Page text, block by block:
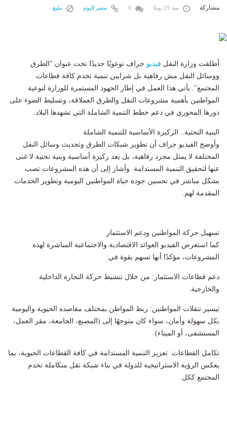
مشاركة منذ 29 يومًا مصر اليوم تبليغ
​أطلقت وزارة النقل فيديو جراف توعويًا جديدًا تحت عنوان "الطرق
ووسائل النقل مش رفاهية بل شرايين تنمية تخدم كافة قطاعات
المجتمع". يأتي هذا العمل في إطار الجهود المستمرة للوزارة لتوعية
المواطنين بأهمية مشروعات النقل والطرق العملاقة، وتسليط الضوء على
دورها المحوري في دعم خطط التنمية الشاملة التي تشهدها البلاد.
​البنية التحتية.. الركيزة الأساسية للتنمية الشاملة
​وأوضح الفيديو جراف أن تطوير شبكات الطرق وتحديث وسائل النقل
المختلفة لا يمثل مجرد رفاهية، بل يعد ركيزة أساسية وبنية تحتية لا غنى
عنها لتحقيق التنمية المستدامة. وأشار إلى أن هذه المشروعات تصب
بشكل مباشر في تحسين جودة حياة المواطنين اليومية وتطوير الخدمات
المقدمة لهم.
​تسهيل حركة المواطنين ودعم الاستثمار
​كما استعرض الفيديو العوائد الاقتصادية والاجتماعية المباشرة لهذه
المشروعات، مؤكدًا أنها تسهم بقوة في:
دعم قطاعات الاستثمار: من خلال تنشيط حركة التجارة الداخلية
والخارجية.
تيسير تنقلات المواطنين: ربط المواطن بمختلف مقاصده الحيوية واليومية
بكل سهولة وأمان، سواء كان متوجهًا إلى (المصنع، الجامعة، مقر العمل،
المستشفى، أو الميناء).
تكامل القطاعات: تعزيز التنمية المستدامة في كافة القطاعات الحيوية، بما
يعكس الرؤية الاستراتيجية للدولة في بناء شبكة نقل متكاملة تخدم
المجتمع ككل.